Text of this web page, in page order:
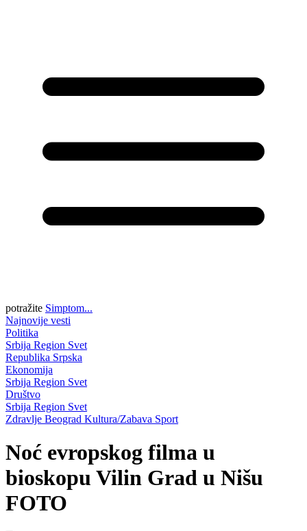
potražite Simptom...
Najnovije vesti
Politika
Srbija Region Svet
Republika Srpska
Ekonomija
Srbija Region Svet
Društvo
Srbija Region Svet
Zdravlje Beograd Kultura/Zabava Sport
Noć evropskog filma u
bioskopu Vilin Grad u Nišu
FOTO